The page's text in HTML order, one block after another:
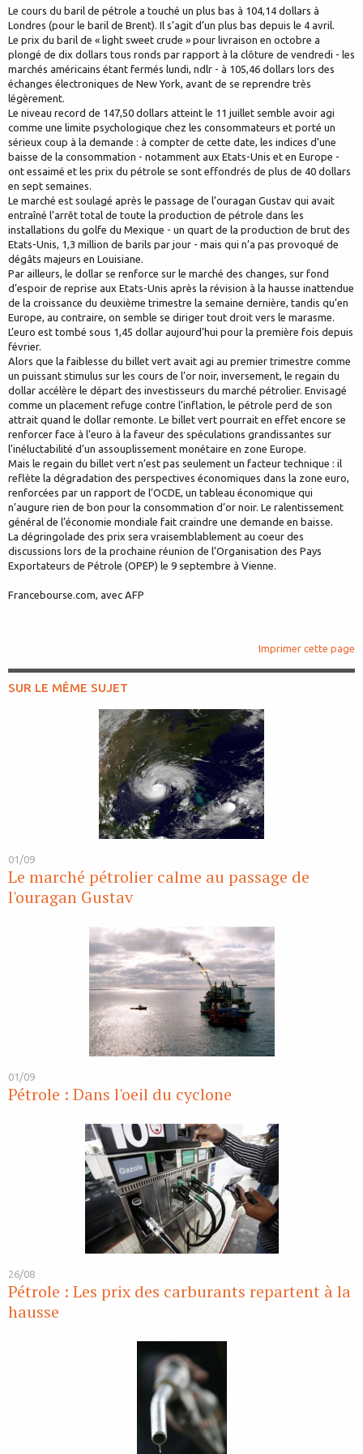
Le cours du baril de pétrole a touché un plus bas à 104,14 dollars à
Londres (pour le baril de Brent). Il s’agit d’un plus bas depuis le 4 avril.
Le prix du baril de « light sweet crude » pour livraison en octobre a
plongé de dix dollars tous ronds par rapport à la clôture de vendredi - les
marchés américains étant fermés lundi, ndlr - à 105,46 dollars lors des
échanges électroniques de New York, avant de se reprendre très
légèrement.
Le niveau record de 147,50 dollars atteint le 11 juillet semble avoir agi
comme une limite psychologique chez les consommateurs et porté un
sérieux coup à la demande : à compter de cette date, les indices d’une
baisse de la consommation - notamment aux Etats-Unis et en Europe -
ont essaimé et les prix du pétrole se sont effondrés de plus de 40 dollars
en sept semaines.
Le marché est soulagé après le passage de l’ouragan Gustav qui avait
entraîné l’arrêt total de toute la production de pétrole dans les
installations du golfe du Mexique - un quart de la production de brut des
Etats-Unis, 1,3 million de barils par jour - mais qui n’a pas provoqué de
dégâts majeurs en Louisiane.
Par ailleurs, le dollar se renforce sur le marché des changes, sur fond
d’espoir de reprise aux Etats-Unis après la révision à la hausse inattendue
de la croissance du deuxième trimestre la semaine dernière, tandis qu’en
Europe, au contraire, on semble se diriger tout droit vers le marasme.
L’euro est tombé sous 1,45 dollar aujourd’hui pour la première fois depuis
février.
Alors que la faiblesse du billet vert avait agi au premier trimestre comme
un puissant stimulus sur les cours de l’or noir, inversement, le regain du
dollar accélère le départ des investisseurs du marché pétrolier. Envisagé
comme un placement refuge contre l’inflation, le pétrole perd de son
attrait quand le dollar remonte. Le billet vert pourrait en effet encore se
renforcer face à l’euro à la faveur des spéculations grandissantes sur
l’inéluctabilité d’un assouplissement monétaire en zone Europe.
Mais le regain du billet vert n’est pas seulement un facteur technique : il
reflète la dégradation des perspectives économiques dans la zone euro,
renforcées par un rapport de l’OCDE, un tableau économique qui
n’augure rien de bon pour la consommation d’or noir. Le ralentissement
général de l’économie mondiale fait craindre une demande en baisse.
La dégringolade des prix sera vraisemblablement au coeur des
discussions lors de la prochaine réunion de l’Organisation des Pays
Exportateurs de Pétrole (OPEP) le 9 septembre à Vienne.
Francebourse.com, avec AFP
Imprimer cette page
SUR LE MÊME SUJET
01/09
Le marché pétrolier calme au passage de
l'ouragan Gustav
01/09
Pétrole : Dans l'oeil du cyclone
26/08
Pétrole : Les prix des carburants repartent à la
hausse